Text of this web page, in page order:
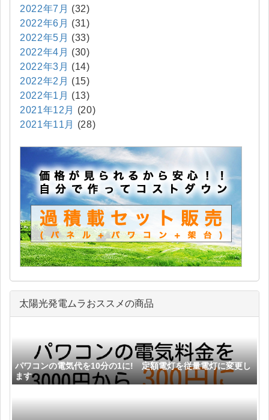
2022年7月 (32)
2022年6月 (31)
2022年5月 (33)
2022年4月 (30)
2022年3月 (14)
2022年2月 (15)
2022年1月 (13)
2021年12月
(20)
2021年11月
(28)
太陽光発電ムラおススメの商品
パワコンの電気代を10分の1に! 定額電灯を従量電灯に変更し
ます